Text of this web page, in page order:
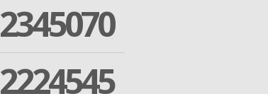
2345070
2224545